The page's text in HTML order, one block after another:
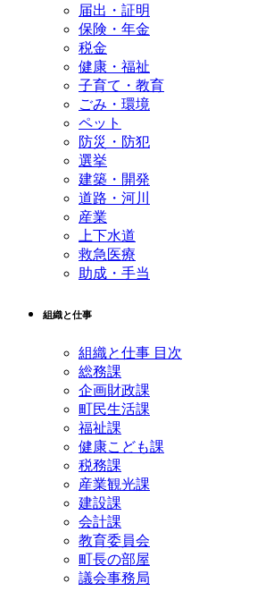
届出・証明
保険・年金
税金
健康・福祉
子育て・教育
ごみ・環境
ペット
防災・防犯
選挙
建築・開発
道路・河川
産業
上下水道
救急医療
助成・手当
組織と仕事
組織と仕事 目次
総務課
企画財政課
町民生活課
福祉課
健康こども課
税務課
産業観光課
建設課
会計課
教育委員会
町長の部屋
議会事務局